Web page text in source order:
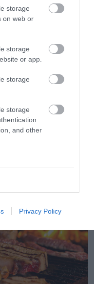
storage
on web or
storage
or app.
storage
storage
and other
Privacy Policy
buns με